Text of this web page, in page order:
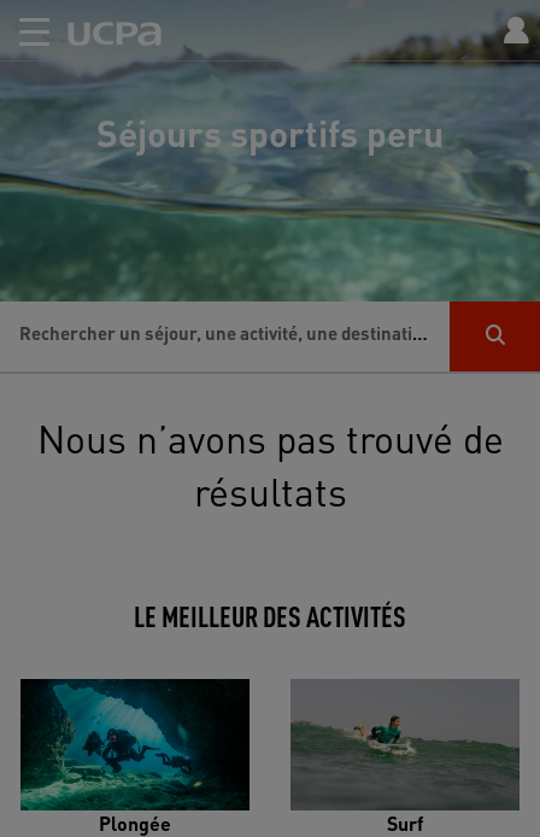
Séjours sportifs peru
Rechercher un séjour, une activité, une destination...
Nous n’avons pas trouvé de
résultats
LE MEILLEUR DES ACTIVITÉS
Plongée Surf